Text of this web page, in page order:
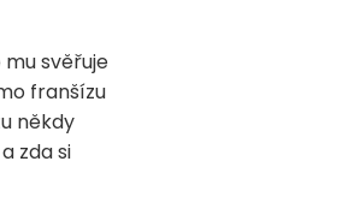
svěřuje
franšízu
někdy
zda si